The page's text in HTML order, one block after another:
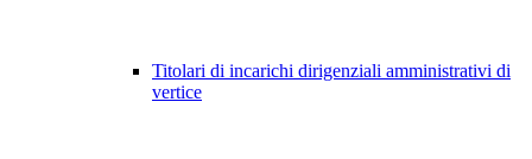
Titolari di incarichi dirigenziali amministrativi di
vertice